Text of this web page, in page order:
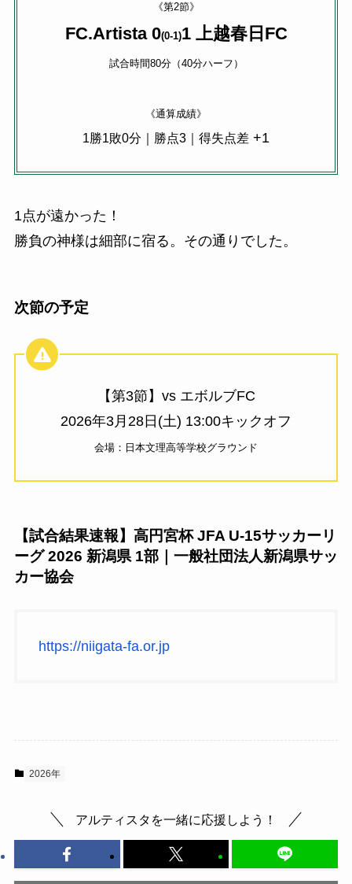
《第2節》
FC.Artista 0(0-1)1 上越春日FC
試合時間80分（40分ハーフ）
《通算成績》
1勝1敗0分｜勝点3｜得失点差 +1
1点が遠かった！
勝負の神様は細部に宿る。その通りでした。
次節の予定
【第3節】vs エボルブFC
2026年3月28日(土) 13:00キックオフ
会場：日本文理高等学校グラウンド
【試合結果速報】高円宮杯 JFA U-15サッカーリ
ーグ 2026 新潟県 1部｜一般社団法人新潟県サッ
カー協会
https://niigata-fa.or.jp
2026年
アルティスタを一緒に応援しよう！